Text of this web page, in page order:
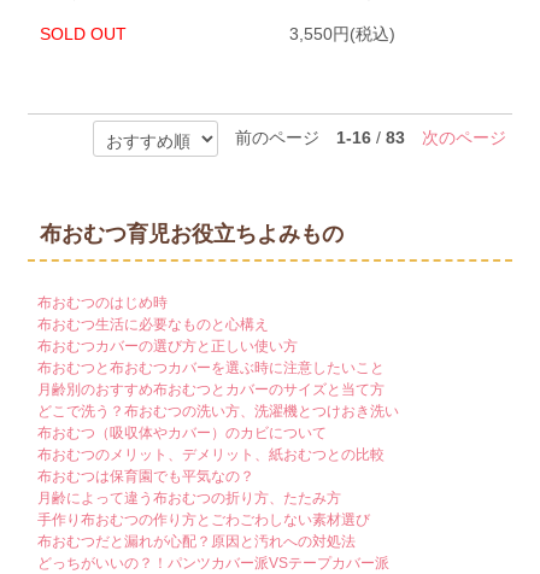
SOLD OUT 3,550円(税込)
前のページ 1-16/83 次のページ
布おむつ育児お役立ちよみもの
布おむつのはじめ時
布おむつ生活に必要なものと心構え
布おむつカバーの選び方と正しい使い方
布おむつと布おむつカバーを選ぶ時に注意したいこと
月齢別のおすすめ布おむつとカバーのサイズと当て方
どこで洗う？布おむつの洗い方、洗濯機とつけおき洗い
布おむつ（吸収体やカバー）のカビについて
布おむつのメリット、デメリット、紙おむつとの比較
布おむつは保育園でも平気なの？
月齢によって違う布おむつの折り方、たたみ方
手作り布おむつの作り方とごわごわしない素材選び
布おむつだと漏れが心配？原因と汚れへの対処法
どっちがいいの？！パンツカバー派VSテープカバー派